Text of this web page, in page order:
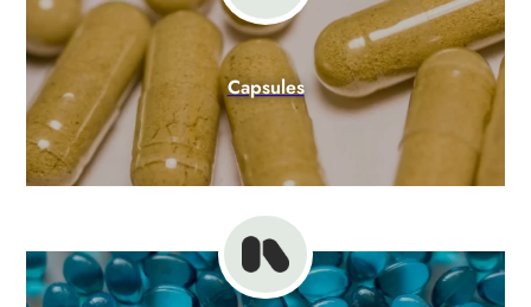
Capsules